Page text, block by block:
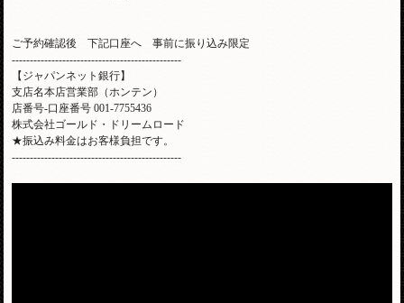
ご予約確認後 下記口座へ 事前に振り込み限定
-----------------------------------------------
【ジャパンネット銀行】
支店名本店営業部（ホンテン）
店番号-口座番号 001-7755436
株式会社ゴールド・ドリームロード
★振込み料金はお客様負担です。
-----------------------------------------------